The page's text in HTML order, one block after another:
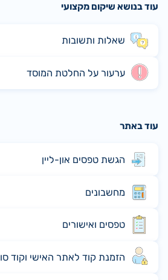
עוד בנושא שיקום מקצועי
שאלות ותשובות
ערעור על החלטת המוסד
עוד באתר
הגשת טפסים און-ליין
מחשבונים
טפסים ואישורים
הזמנת קוד לאתר האישי וקוד סודי